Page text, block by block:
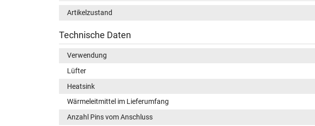
Artikelzustand
Technische Daten
Verwendung
Lüfter
Heatsink
Wärmeleitmittel im Lieferumfang
Anzahl Pins vom Anschluss